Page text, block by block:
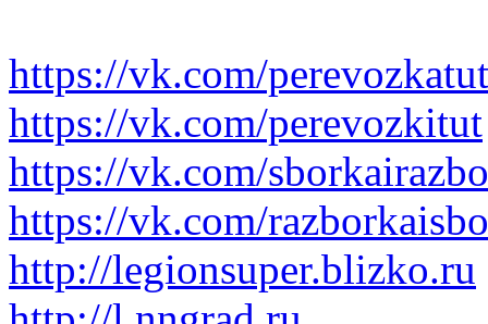
https://vk.com/perevozkatut
https://vk.com/perevozkitut
https://vk.com/
https://vk.com/
http://legionsuper.blizko.ru